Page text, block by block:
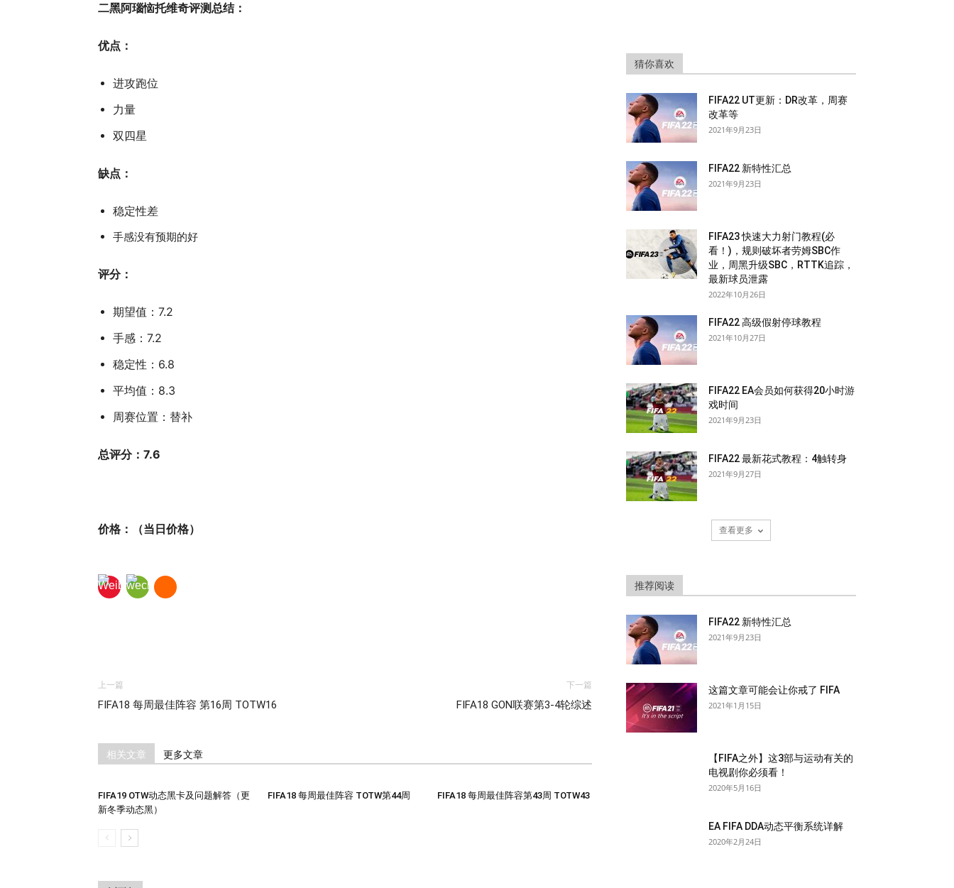
二黑阿瑙恼托维奇评测总结：
优点：
进攻跑位
力量
双四星
缺点：
稳定性差
手感没有预期的好
评分：
期望值：7.2
手感：7.2
稳定性：6.8
平均值：8.3
周赛位置：替补
总评分：7.6
价格：（当日价格）
上一篇
FIFA18 每周最佳阵容 第16周 TOTW16
下一篇
FIFA18 GON联赛第3-4轮综述
相关文章 更多文章
FIFA19 OTW动态黑卡及问题解答（更
新冬季动态黑）
FIFA18 每周最佳阵容 TOTW第44周 FIFA18 每周最佳阵容第43周 TOTW43
猜你喜欢
FIFA22 UT更新：DR改革，周赛
改革等
2021年9月23日
FIFA22 新特性汇总
2021年9月23日
FIFA23 快速大力射门教程(必
看！)，规则破坏者劳姆SBC作
业，周黑升级SBC，RTTK追踪，
最新球员泄露
2022年10月26日
FIFA22 高级假射停球教程
2021年10月27日
FIFA22 EA会员如何获得20小时游
戏时间
2021年9月23日
FIFA22 最新花式教程：4触转身
2021年9月27日
查看更多
推荐阅读
FIFA22 新特性汇总
2021年9月23日
这篇文章可能会让你戒了 FIFA
2021年1月15日
【FIFA之外】这3部与运动有关的
电视剧你必须看！
2020年5月16日
EA FIFA DDA动态平衡系统详解
2020年2月24日